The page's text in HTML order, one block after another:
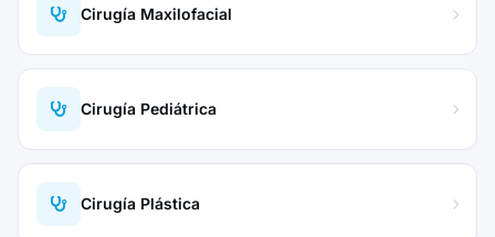
Cirugía Maxilofacial
Cirugía Pediátrica
Cirugía Plástica